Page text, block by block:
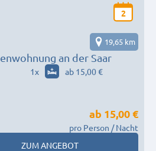
2
an der Saar
19,65 km
1x
ab 15,00 €
ab 15,00 €
pro Person / Nacht
ZUM ANGEBOT